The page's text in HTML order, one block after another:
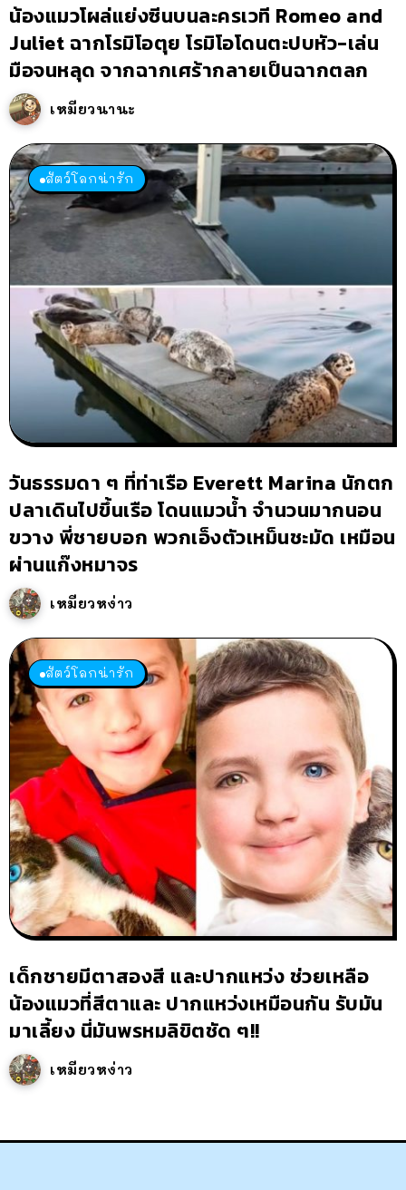
น้องแมวโผล่แย่งซีนบนละครเวที Romeo and
Juliet ฉากโรมิโอตุย โรมิโอโดนตะปบหัว-เล่น
มือจนหลุด จากฉากเศร้ากลายเป็นฉากตลก
เหมียวนานะ
สัตว์โลกน่ารัก
วันธรรมดา ๆ ที่ท่าเรือ Everett Marina นักตก
ปลาเดินไปขึ้นเรือ โดนแมวน้ำ จำนวนมากนอน
ขวาง พี่ชายบอก พวกเอ็งตัวเหม็นชะมัด เหมือน
ผ่านแก๊งหมาจร
เหมียวหง่าว
สัตว์โลกน่ารัก
เด็กชายมีตาสองสี และปากแหว่ง ช่วยเหลือ
น้องแมวที่สีตาและ ปากแหว่งเหมือนกัน รับมัน
มาเลี้ยง นี่มันพรหมลิขิตชัด ๆ!!
เหมียวหง่าว